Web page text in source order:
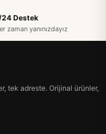
24 Destek
zaman yanınızdayız
tek adreste. Orijinal ürünler,